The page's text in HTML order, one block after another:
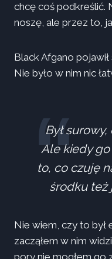
chcę coś podkreślić.
noszę, ale przez to,
Black Afgano
Nie było w nim nic
Był
Ale kiedy go
to, co czuję
środku też
Nie wiem, czy to był
zacząłem w nim
pory nie mogłem go